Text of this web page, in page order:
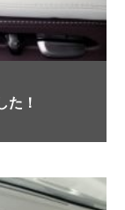
た！